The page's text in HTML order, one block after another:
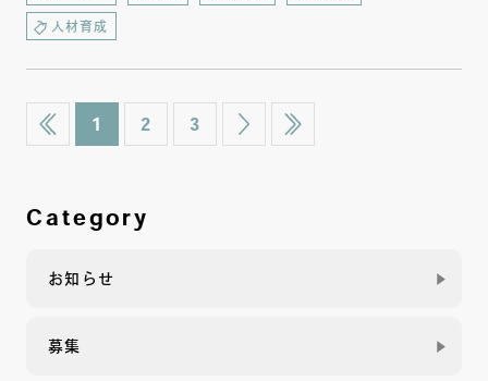
人材育成
1 2 3
Category
お知らせ
募集